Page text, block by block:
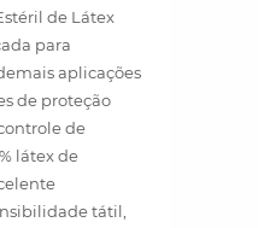
de Látex
para
aplicações
de proteção
de
látex de
tátil,